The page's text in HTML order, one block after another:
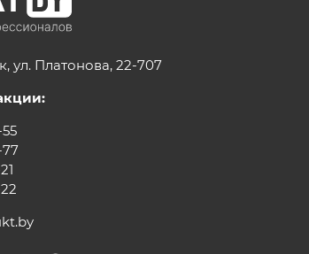
ул. Платонова, 22-707
77